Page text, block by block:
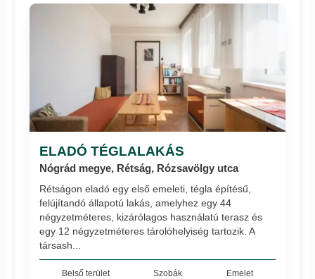
ELADÓ TÉGLALAKÁS
Nógrád megye, Rétság, Rózsavölgy utca
Rétságon eladó egy első emeleti, tégla építésű,
felújítandó állapotú lakás, amelyhez egy 44
négyzetméteres, kizárólagos használatú terasz és
egy 12 négyzetméteres tárolóhelyiség tartozik. A
társash...
Belső terület Szobák Emelet